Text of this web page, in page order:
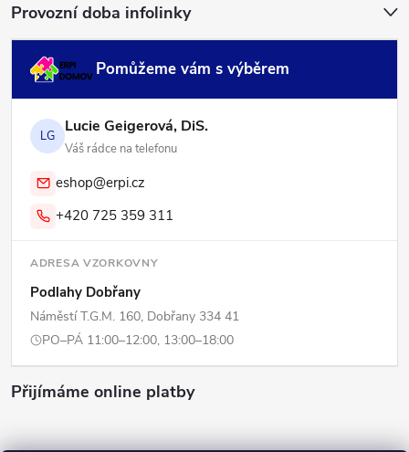
Provozní doba infolinky
Pomůžeme vám s výběrem
LG Lucie Geigerová, DiS.
Váš rádce na telefonu
eshop@erpi.cz
+420 725 359 311
ADRESA VZORKOVNY
Podlahy Dobřany
Náměstí T.G.M. 160, Dobřany 334 41
PO–PÁ 11:00–12:00, 13:00–18:00
Přijímáme online platby